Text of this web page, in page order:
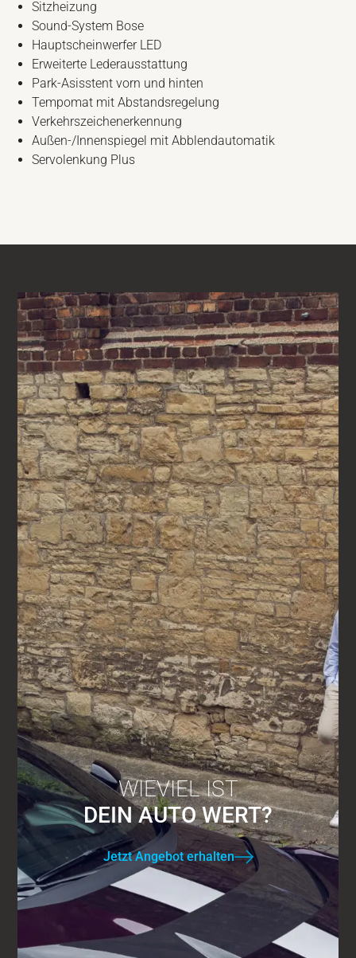
Sitzheizung
Sound-System Bose
Hauptscheinwerfer LED
Erweiterte Lederausstattung
Park-Asisstent vorn und hinten
Tempomat mit Abstandsregelung
Verkehrszeichenerkennung
Außen-/Innenspiegel mit Abblendautomatik
Servolenkung Plus
WIEVIEL IST
DEIN AUTO WERT?
Jetzt Angebot erhalten